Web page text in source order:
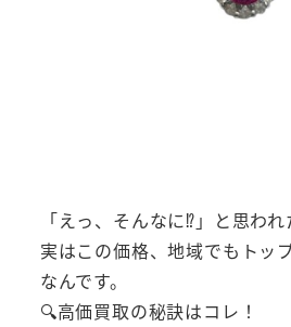
「えっ、そんなに⁉」と思われ
実はこの価格、地域でもトッ
なんです。
🔍高価買取の秘訣はコレ！